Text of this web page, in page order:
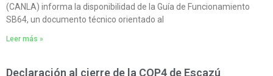
(CANLA) informa la disponibilidad de la Guía de Funcionamiento
SB64, un documento técnico orientado al
Leer más »
Declaración al cierre de la COP4 de Escazú